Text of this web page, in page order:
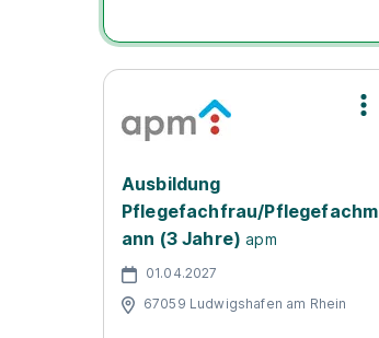
Ausbildung
Pflegefachfrau/Pflegefachm
ann (3 Jahre) apm
01.04.2027
67059 Ludwigshafen am Rhein